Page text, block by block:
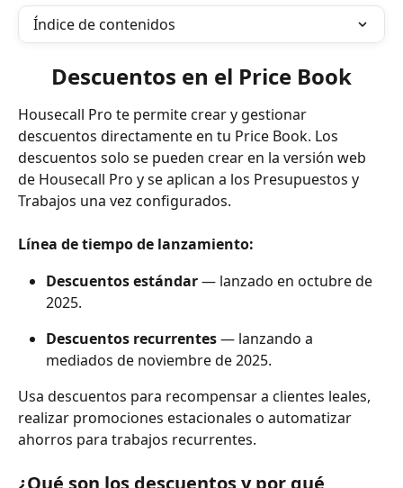
Índice de contenidos
Descuentos en el Price Book
Housecall Pro te permite crear y gestionar
descuentos directamente en tu Price Book. Los
descuentos solo se pueden crear en la versión web
de Housecall Pro y se aplican a los Presupuestos y
Trabajos una vez configurados.
Línea de tiempo de lanzamiento:
Descuentos estándar — lanzado en octubre de
2025.
Descuentos recurrentes — lanzando a
mediados de noviembre de 2025.
Usa descuentos para recompensar a clientes leales,
realizar promociones estacionales o automatizar
ahorros para trabajos recurrentes.